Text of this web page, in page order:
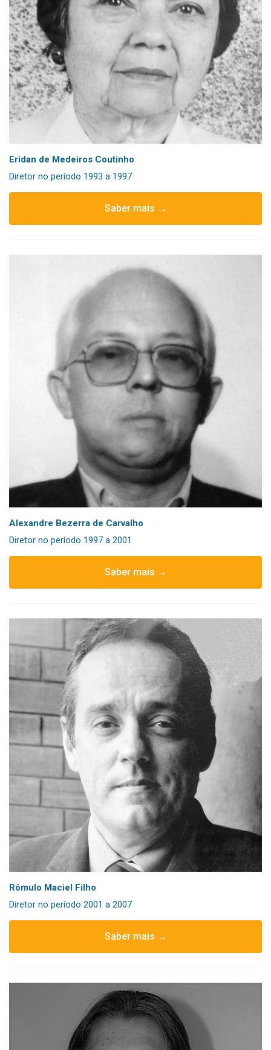
Eridan de Medeiros Coutinho
Diretor no período 1993 a 1997
Saber mais →
Alexandre Bezerra de Carvalho
Diretor no período 1997 a 2001
Saber mais →
Rômulo Maciel Filho
Diretor no período 2001 a 2007
Saber mais →